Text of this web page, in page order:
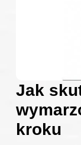
Jak
kroku